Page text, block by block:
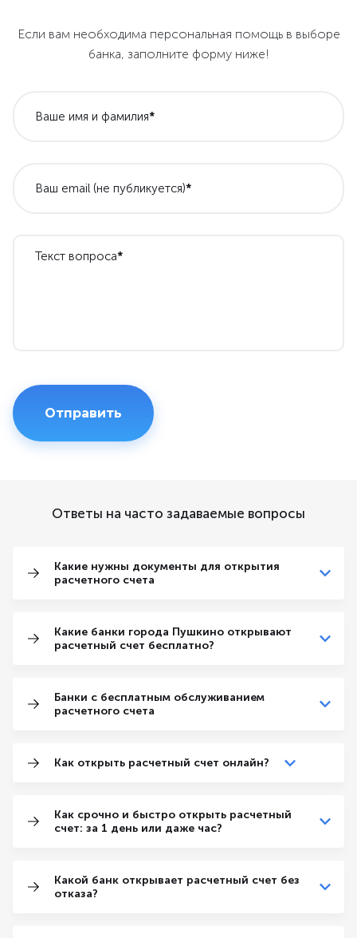
Если вам необходима персональная помощь в выборе
банка, заполните форму ниже!
Ваше имя и фамилия*
Ваш email (не публикуется)*
Текст вопроса*
Ответы на часто задаваемые вопросы
Какие нужны документы для открытия
расчетного счета
Какие банки города Пушкино открывают
расчетный счет бесплатно?
Банки с бесплатным обслуживанием
расчетного счета
Как открыть расчетный счет онлайн?
Как срочно и быстро открыть расчетный
счет: за 1 день или даже час?
Какой банк открывает расчетный счет без
отказа?